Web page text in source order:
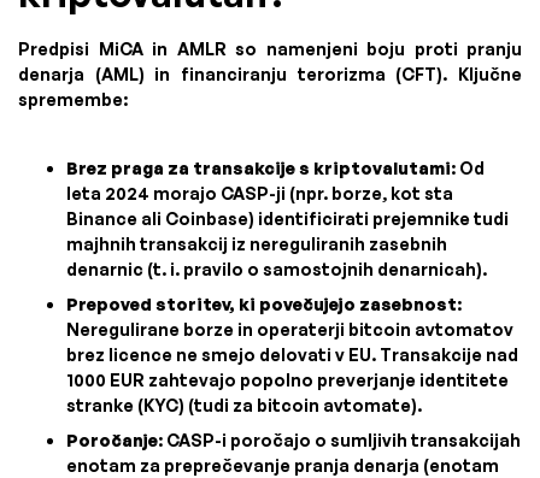
Predpisi MiCA in AMLR so namenjeni boju proti pranju
denarja (AML) in financiranju terorizma (CFT). Ključne
spremembe:
Brez praga za transakcije s kriptovalutami: Od
leta 2024 morajo CASP-ji (npr. borze, kot sta
Binance ali Coinbase) identificirati prejemnike tudi
majhnih transakcij iz nereguliranih zasebnih
denarnic (t. i. pravilo o samostojnih denarnicah).
Prepoved storitev, ki povečujejo zasebnost:
Neregulirane borze in operaterji bitcoin avtomatov
brez licence ne smejo delovati v EU. Transakcije nad
1000 EUR zahtevajo popolno preverjanje identitete
stranke (KYC) (tudi za bitcoin avtomate).
Poročanje: CASP-i poročajo o sumljivih transakcijah
enotam za preprečevanje pranja denarja (enotam